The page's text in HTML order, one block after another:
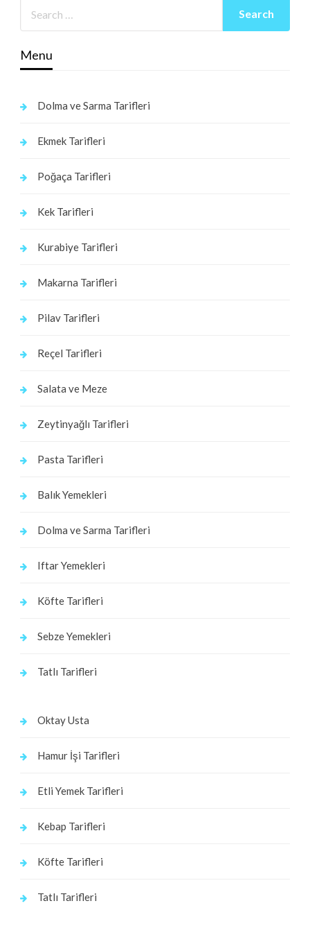
Menu
Dolma ve Sarma Tarifleri
Ekmek Tarifleri
Poğaça Tarifleri
Kek Tarifleri
Kurabiye Tarifleri
Makarna Tarifleri
Pilav Tarifleri
Reçel Tarifleri
Salata ve Meze
Zeytinyağlı Tarifleri
Pasta Tarifleri
Balık Yemekleri
Dolma ve Sarma Tarifleri
Iftar Yemekleri
Köfte Tarifleri
Sebze Yemekleri
Tatlı Tarifleri
Oktay Usta
Hamur İşi Tarifleri
Etli Yemek Tarifleri
Kebap Tarifleri
Köfte Tarifleri
Tatlı Tarifleri